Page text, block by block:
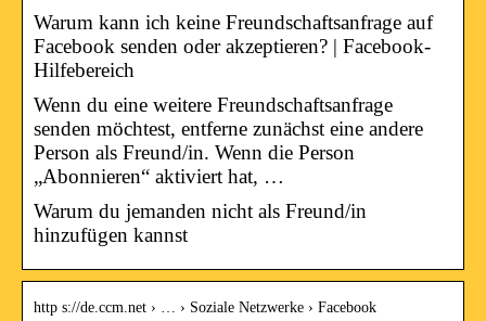
Warum kann ich keine Freundschaftsanfrage auf
Facebook senden oder akzeptieren? | Facebook-
Hilfebereich
Wenn du eine weitere Freundschaftsanfrage
senden möchtest, entferne zunächst eine andere
Person als Freund/in. Wenn die Person
„Abonnieren“ aktiviert hat, …
Warum du jemanden nicht als Freund/in
hinzufügen kannst
http s://de.ccm.net › … › Soziale Netzwerke › Facebook